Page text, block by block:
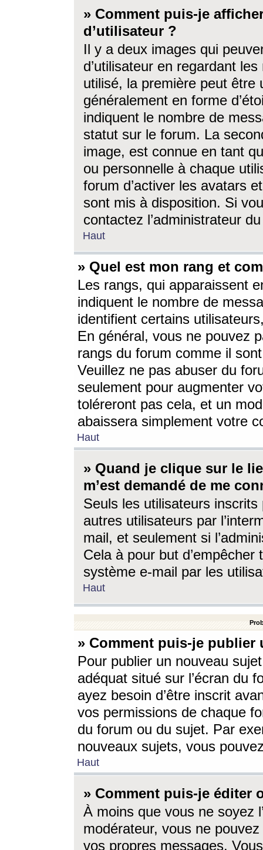
» Comment puis-je
d’utilisateur ?
Il y a deux images qui
d’utilisateur en regardant
utilisé, la première peut être
généralement en forme
indiquent le nombre de
statut sur le forum. La
image, est connue en tant
ou personnelle à chaque
forum d’activer les avatars
sont mis à disposition. Si
contactez l’administrateur
Haut
» Quel est mon rang et
Les rangs, qui apparaissent
indiquent le nombre de
identifient certains
En général, vous ne pouvez
rangs du forum comme il
Veuillez ne pas abuser du
seulement pour augmenter
toléreront pas cela, et un
abaissera simplement votre
Haut
» Quand je clique sur le
m’est demandé de me
Seuls les utilisateurs
autres utilisateurs par
mail, et seulement si
Cela à pour but
système e-mail par les
Haut
» Comment puis-je
Pour publier un nouveau
adéquat situé sur l’écran du
ayez besoin d’être inscrit
vos permissions de chaque
du forum ou du sujet. Par
nouveaux sujets, vous
Haut
» Comment puis-je éditer
À moins que vous ne soyez
modérateur, vous ne
vos propres messages.